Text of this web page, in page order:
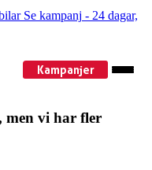
Se kampanj - 24 dagar,
Kampanjer
men vi har fler